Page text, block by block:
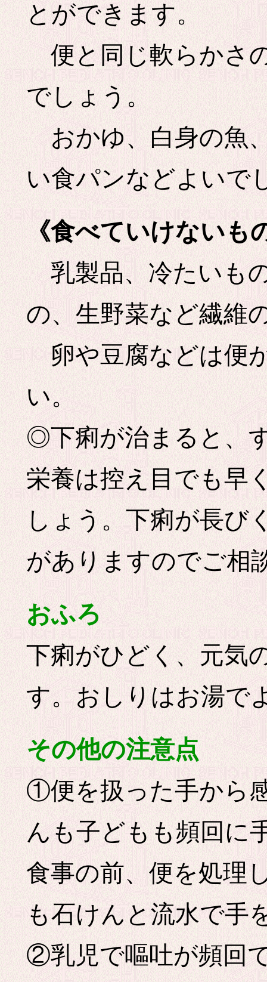
とができます。
便と同じ軟らかさ
でしょう。
おかゆ、白身の魚
い食パンなどよいで
《食べていけないも
乳製品、冷たいも
の、生野菜など繊維
卵や豆腐などは便
い。
◎下痢が治まると、
栄養は控え目でも早
しょう。下痢が長び
がありますのでご相
おふろ
下痢がひどく、元気
す。おしりはお湯で
その他の注意点
①便を扱った手から
んも子どもも頻回に
食事の前、便を処理
も石けんと流水で手
②乳児で嘔吐が頻回